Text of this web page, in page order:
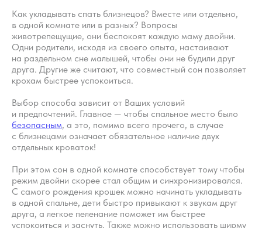
Как укладывать спать близнецов? Вместе или отдельно,
в одной комнате или в разных? Вопросы
животрепещущие, они беспокоят каждую маму двойни.
Одни родители, исходя из своего опыта, настаивают
на раздельном сне малышей, чтобы они не будили друг
друга. Другие же считают, что совместный сон позволяет
крохам быстрее успокоиться.
Выбор способа зависит от Ваших условий
и предпочтений. Главное — чтобы спальное место было
безопасным, а это, помимо всего прочего, в случае
с близнецами означает обязательное наличие двух
отдельных кроваток!
При этом сон в одной комнате способствует тому чтобы
режим двойни скорее стал общим и синхронизировался.
С самого рождения крошек можно начинать укладывать
в одной спальне, дети быстро привыкают к звукам друг
друга, а легкое пеленание поможет им быстрее
успокоиться и заснуть. Также можно использовать ширму